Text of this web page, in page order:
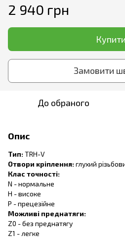
2 940 грн
Купити
Замовити
До обраного
Опис
Тип:TRH-V
Отвори кріплення:глухий
Клас точності:
N - нормальне
H - високе
P - прецезійне
Можливі преднатяги:
Z0 - без преднатягу
Z1 - легке